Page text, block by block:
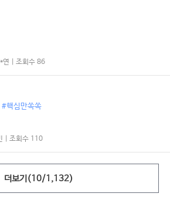
| 조회수 86
핵심만쏙쏙
| 조회수 110
더보기(10/1,132)